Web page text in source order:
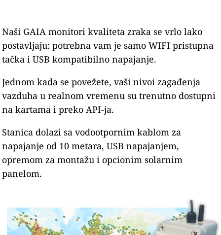
Naši GAIA monitori kvaliteta zraka se vrlo lako
postavljaju: potrebna vam je samo WIFI pristupna
tačka i USB kompatibilno napajanje.
Jednom kada se povežete, vaši nivoi zagađenja
vazduha u realnom vremenu su trenutno dostupni
na kartama i preko API-ja.
Stanica dolazi sa vodootpornim kablom za
napajanje od 10 metara, USB napajanjem,
opremom za montažu i opcionim solarnim
panelom.